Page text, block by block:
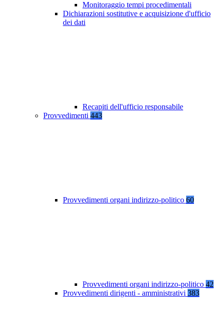
Monitoraggio tempi procedimentali
Dichiarazioni sostitutive e acquisizione d'ufficio
dei dati
Recapiti dell'ufficio responsabile
Provvedimenti 443
Provvedimenti organi indirizzo-politico 60
Provvedimenti organi indirizzo-politico 42
Provvedimenti dirigenti - amministrativi 383